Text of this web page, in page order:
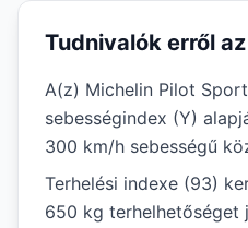
Tudnivalók erről
A(z) Michelin Pilot
sebességindex (Y)
300 km/h sebességű
Terhelési indexe (93)
650 kg terhelhetőséget